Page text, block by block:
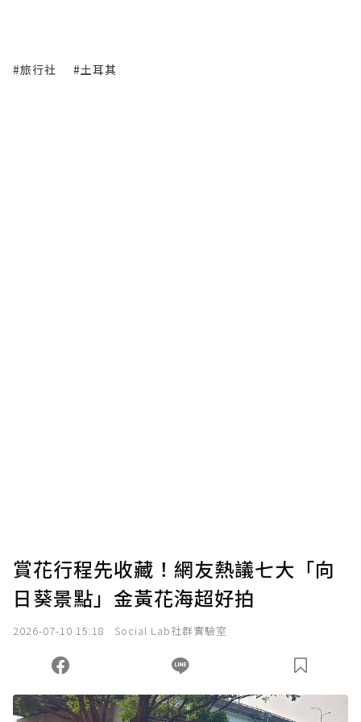
#旅行社 #土耳其
賞花行程先收藏！網友熱議七大「向
日葵景點」金黃花海超好拍
2026-07-10 15:18 Social Lab社群實驗室